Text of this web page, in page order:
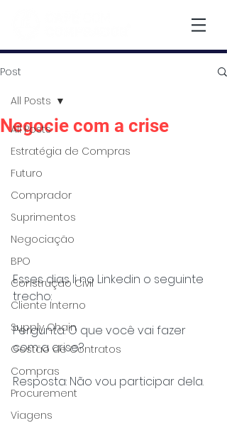
Post
All Posts
Estratégia de Compras
Futuro
Comprador
Suprimentos
Negociação
BPO
Construção Civil
Cliente Interno
Supply Chain
Gestão de Contratos
Compras
Procurement
Viagens
All Posts
Negocie com a crise
Esses dias li no Linkedin o seguinte
trecho:
Pergunta: O que você vai fazer
com a crise?
Resposta: Não vou participar dela.